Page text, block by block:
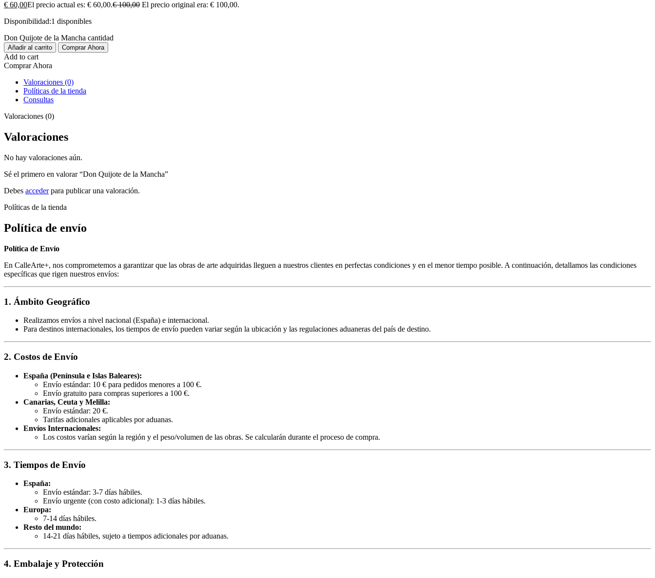
€ 60,00El precio actual es: € 60,00.€100,00 El precio original era: € 100,00.
Disponibilidad:1 disponibles
Don Quijote de la Mancha cantidad
Añadir al carrito Comprar Ahora
Add to cart
Comprar Ahora
Valoraciones (0)
Políticas de la tienda
Consultas
Valoraciones (0)
Valoraciones
No hay valoraciones aún.
Sé el primero en valorar “Don Quijote de la Mancha”
Debes accederpara publicar una valoración.
Políticas de la tienda
Política de envío
Política de Envío
En CalleArte+, nos comprometemos a garantizar que las obras de arte adquiridas lleguen a nuestros clientes en perfectas condiciones y en el menor tiempo posible. A continuación, detallamos las condiciones
específicas que rigen nuestros envíos:
1. Ámbito Geográfico
Realizamos envíos a nivel nacional (España) e internacional.
Para destinos internacionales, los tiempos de envío pueden variar según la ubicación y las regulaciones aduaneras del país de destino.
2. Costos de Envío
España (Península e Islas Baleares):
Envío estándar: 10 € para pedidos menores a 100 €.
Envío gratuito para compras superiores a 100 €.
Canarias, Ceuta y Melilla:
Envío estándar: 20 €.
Tarifas adicionales aplicables por aduanas.
Envíos Internacionales:
Los costos varían según la región y el peso/volumen de las obras. Se calcularán durante el proceso de compra.
3. Tiempos de Envío
España:
Envío estándar: 3-7 días hábiles.
Envío urgente (con costo adicional): 1-3 días hábiles.
Europa:
7-14 días hábiles.
Resto del mundo:
14-21 días hábiles, sujeto a tiempos adicionales por aduanas.
4. Embalaje y Protección